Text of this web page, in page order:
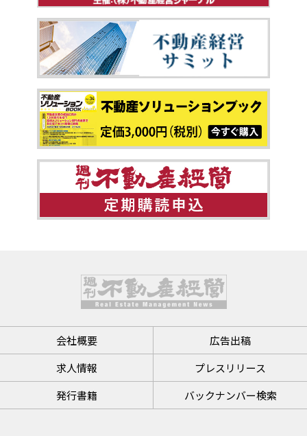
会社概要
広告出稿
求人情報
プレスリリース
発行書籍
バックナンバー検索